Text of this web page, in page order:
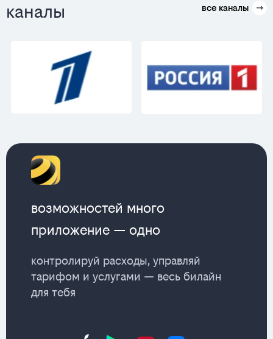
каналы все каналы
возможностей много
приложение — одно
контролируй расходы, управляй
тарифом и услугами — весь билайн
для тебя